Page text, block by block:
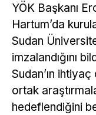
YÖK Başkanı
Hartum’da
Sudan
imzalandığını
Sudan’ın
ortak
hedeflendiğini